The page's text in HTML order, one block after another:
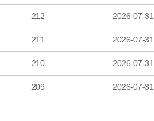
212 2026-07-31
211 2026-07-31
210 2026-07-31
209 2026-07-31